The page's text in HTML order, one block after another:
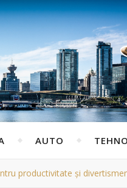
AUTO
productivitate și